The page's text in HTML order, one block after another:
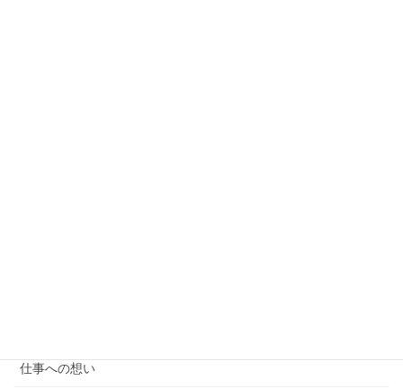
仕事への想い